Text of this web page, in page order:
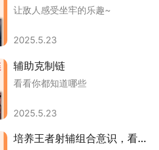
2025.5.23
让敌人感受坐牢的乐趣~
辅助克制链
2025.5.23
看看你都知道哪些
培养王者射辅组合意识，看到谁就知道要选谁